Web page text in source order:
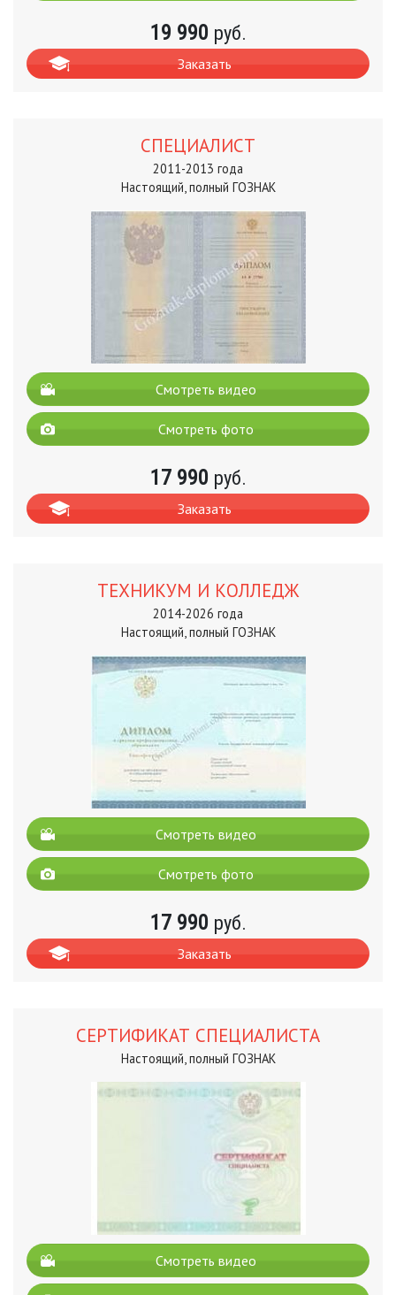
19 990 руб.
Заказать
СПЕЦИАЛИСТ
2011-2013 года
Настоящий, полный ГОЗНАК
Смотреть видео
Смотреть фото
17 990 руб.
Заказать
ТЕХНИКУМ И КОЛЛЕДЖ
2014-2026 года
Настоящий, полный ГОЗНАК
Смотреть видео
Смотреть фото
17 990 руб.
Заказать
СЕРТИФИКАТ СПЕЦИАЛИСТА
Настоящий, полный ГОЗНАК
Смотреть видео